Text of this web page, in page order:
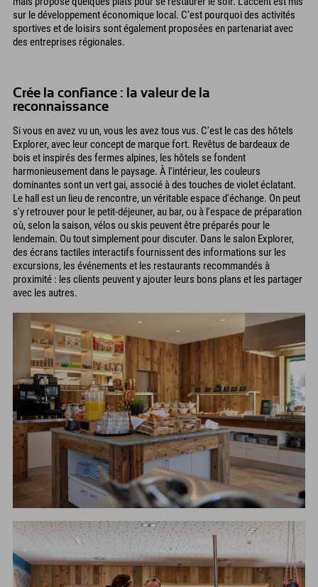
sur le développement économique local. C'est pourquoi des activités
sportives et de loisirs sont également proposées en partenariat avec
des entreprises régionales.
Crée la confiance : la valeur de la
reconnaissance
Si vous en avez vu un, vous les avez tous vus. C'est le cas des hôtels
Explorer, avec leur concept de marque fort. Revêtus de bardeaux de
bois et inspirés des fermes alpines, les hôtels se fondent
harmonieusement dans le paysage. À l'intérieur, les couleurs
dominantes sont un vert gai, associé à des touches de violet éclatant.
Le hall est un lieu de rencontre, un véritable espace d'échange. On peut
s'y retrouver pour le petit-déjeuner, au bar, ou à l'espace de préparation
où, selon la saison, vélos ou skis peuvent être préparés pour le
lendemain. Ou tout simplement pour discuter. Dans le salon Explorer,
des écrans tactiles interactifs fournissent des informations sur les
excursions, les événements et les restaurants recommandés à
proximité : les clients peuvent y ajouter leurs bons plans et les partager
avec les autres.